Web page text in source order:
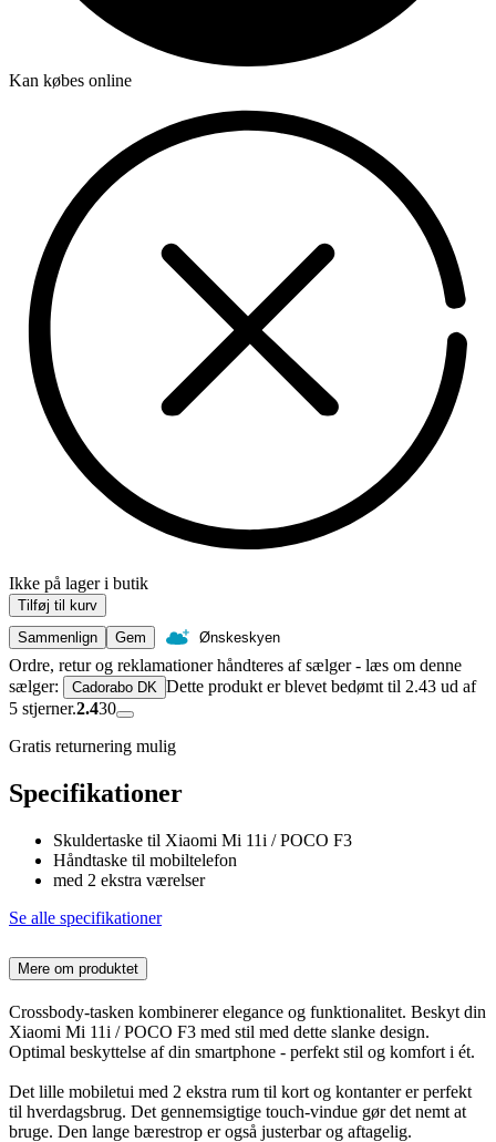
Kan købes online
Ikke på lager i butik
Tilføj til kurv
Sammenlign
Gem Ønskeskyen
Ordre, retur og reklamationer håndteres af sælger - læs om denne
sælger:
Cadorabo DK Dette produkt er blevet bedømt til 2.43 ud af
5 stjerner.2.430
Gratis returnering mulig
Specifikationer
Skuldertaske til Xiaomi Mi 11i / POCO F3
Håndtaske til mobiltelefon
med 2 ekstra værelser
Se alle specifikationer
Mere om produktet
Crossbody-tasken kombinerer elegance og funktionalitet. Beskyt din
Xiaomi Mi 11i / POCO F3 med stil med dette slanke design.
Optimal beskyttelse af din smartphone - perfekt stil og komfort i ét.
Det lille mobiletui med 2 ekstra rum til kort og kontanter er perfekt
til hverdagsbrug. Det gennemsigtige touch-vindue gør det nemt at
bruge. Den lange bærestrop er også justerbar og aftagelig.